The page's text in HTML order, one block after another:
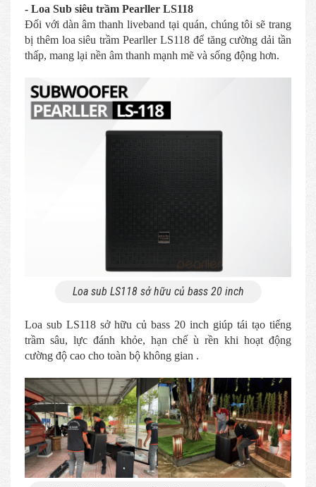
- Loa Sub siêu trầm Pearller LS118
Đối với dàn âm thanh liveband tại quán, chúng tôi sẽ trang
bị thêm loa siêu trầm Pearller LS118 để tăng cường dải tần
thấp, mang lại nền âm thanh mạnh mẽ và sống động hơn.
Loa sub LS118 sở hữu củ bass 20 inch
Loa sub LS118 sở hữu củ bass 20 inch giúp tái tạo tiếng
trầm sâu, lực đánh khỏe, hạn chế ù rền khi hoạt động
cường độ cao cho toàn bộ không gian .